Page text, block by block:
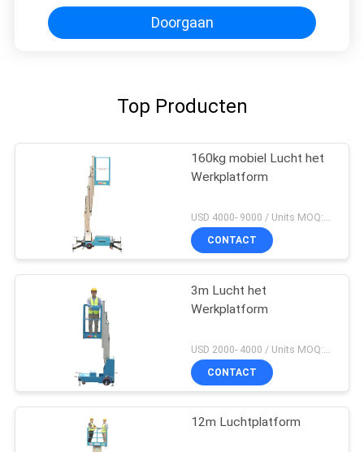
Doorgaan
Top Producten
160kg mobiel Lucht het
Werkplatform
USD 4000- 9000 / Units MOQ:1 set
CONTACT
3m Lucht het
Werkplatform
USD 2000- 4000 / Units MOQ:1 set
CONTACT
12m Luchtplatform